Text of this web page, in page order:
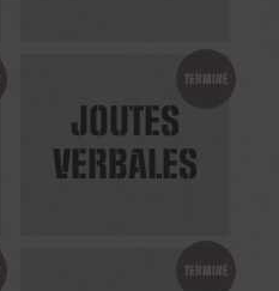
JOUTES
VERBALES
TERMINÉ
TERMINÉ